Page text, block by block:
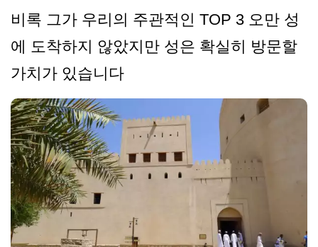
비록 그가 우리의 주관적인 TOP 3 오만 성
에 도착하지 않았지만 성은 확실히 방문할
가치가 있습니다